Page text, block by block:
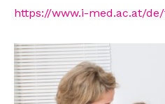
https://www.i-med.ac.at/